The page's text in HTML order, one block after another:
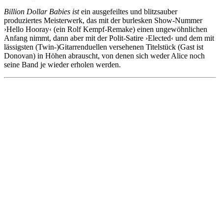
Billion Dollar Babies istein ausgefeiltes und blitzsauber
produziertes Meisterwerk, das mit der burlesken Show-Nummer
›Hello Hooray‹ (ein Rolf Kempf-Remake) einen ungewöhnlichen
Anfang nimmt, dann aber mit der Polit-Satire ›Elected‹ und dem mit
lässigsten (Twin-)Gitarrenduellen versehenen Titelstück (Gast ist
Donovan) in Höhen abrauscht, von denen sich weder Alice noch
seine Band je wieder erholen werden.